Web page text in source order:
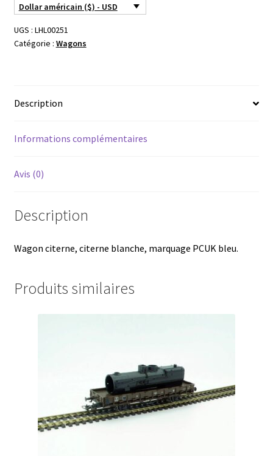
Dollar américain ($) - USD
UGS : LHL00251
Catégorie : Wagons
Description
Informations complémentaires
Avis (0)
Description
Wagon citerne, citerne blanche, marquage PCUK bleu.
Produits similaires